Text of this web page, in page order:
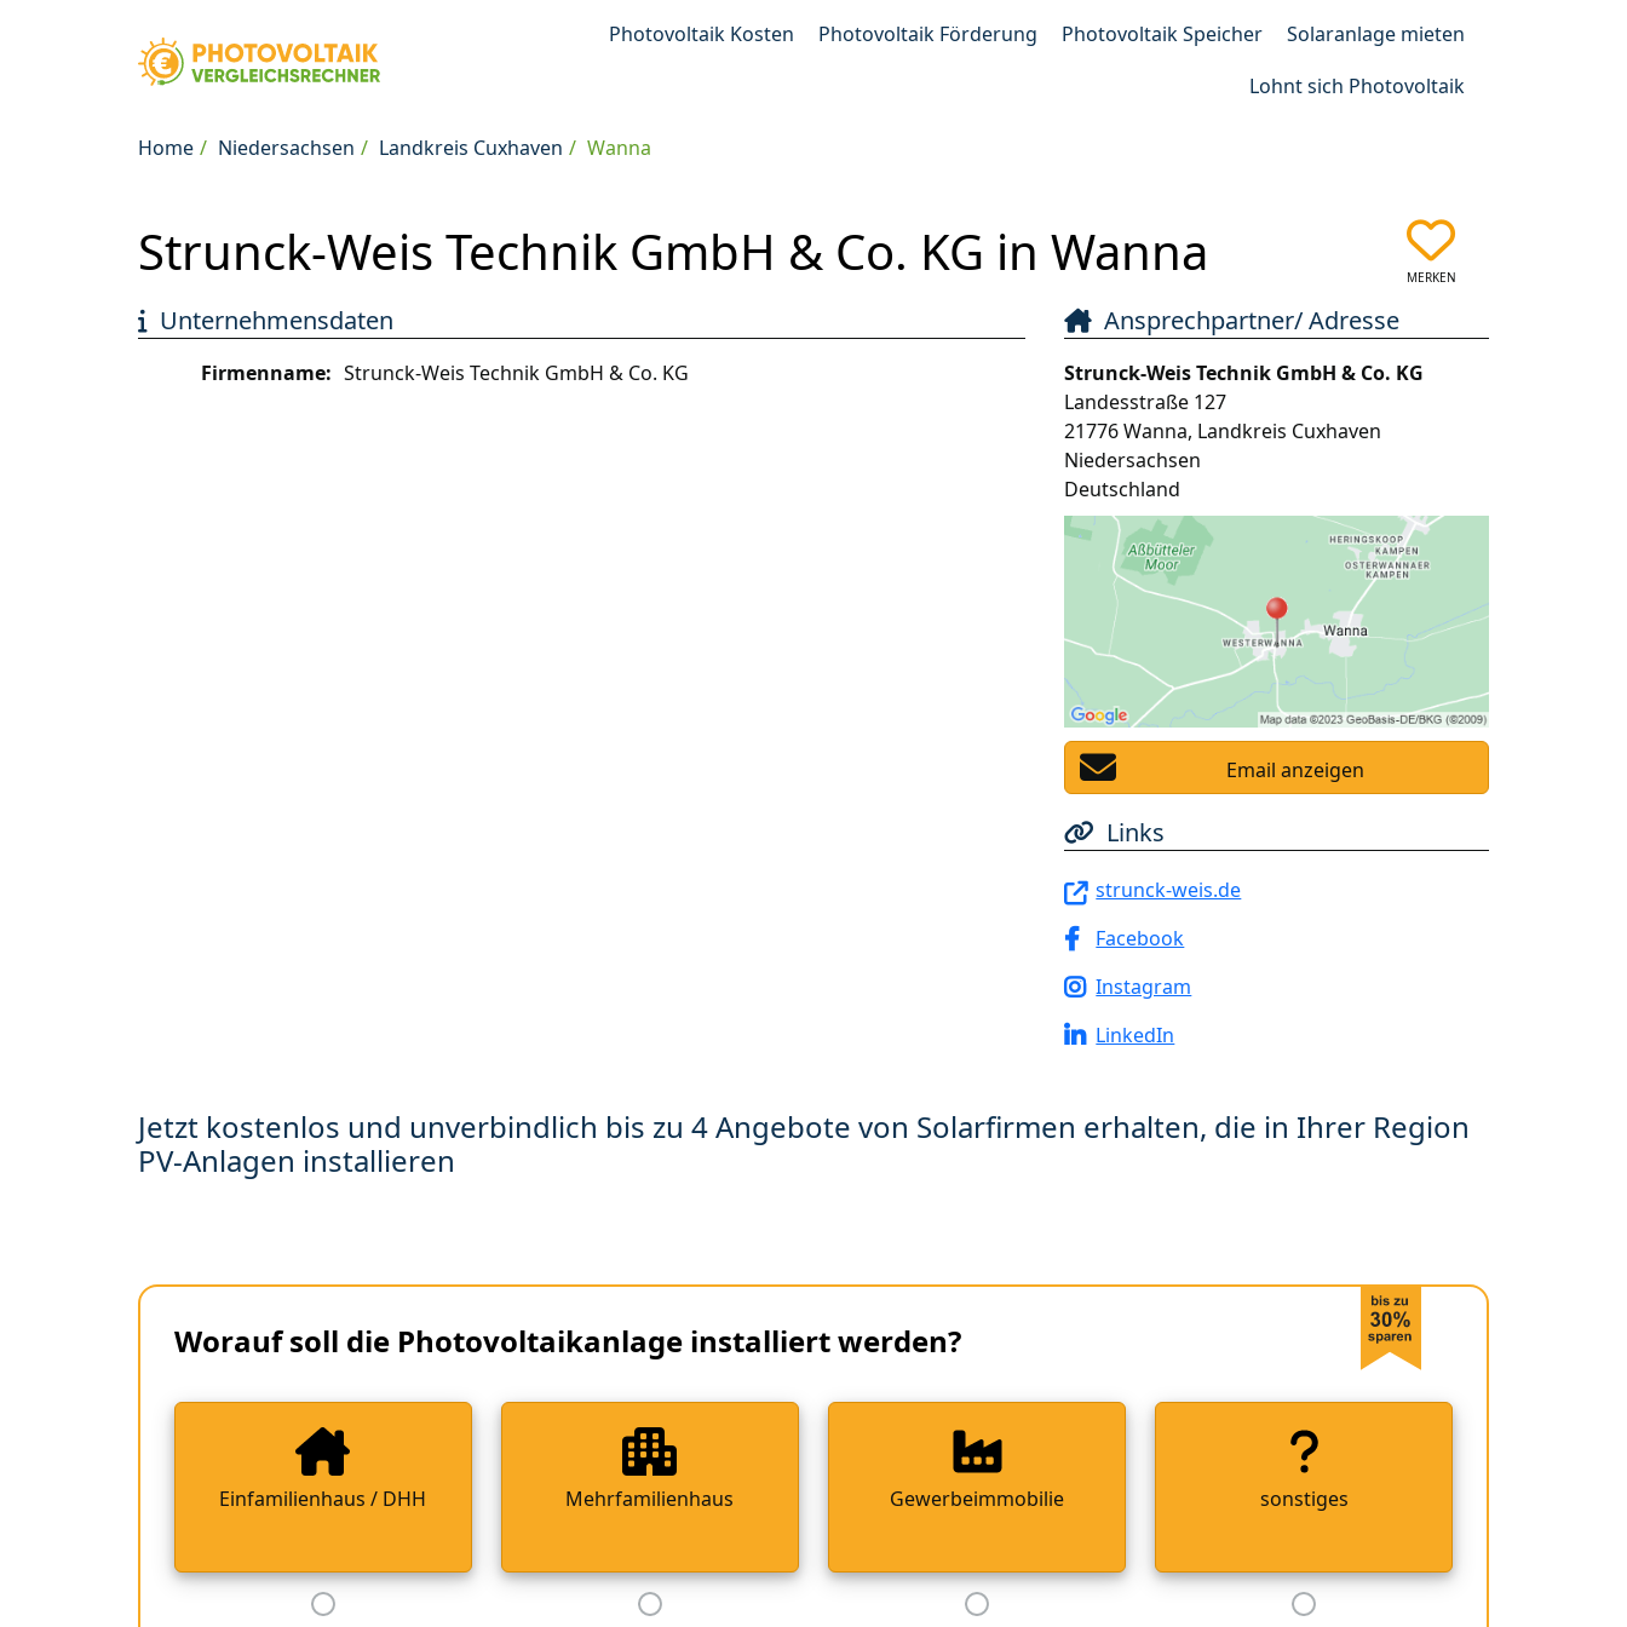
Photovoltaik Kosten Photovoltaik Förderung Photovoltaik Speicher
Solaranlage mieten
Lohnt sich Photovoltaik
Home Niedersachsen Landkreis Cuxhaven Wanna
Strunck-Weis Technik GmbH & Co. KG in Wanna MERKEN
Unternehmensdaten
Firmenname: Strunck-Weis Technik GmbH & Co. KG
Ansprechpartner/ Adresse
Strunck-Weis Technik GmbH & Co. KG
Landesstraße 127
21776Wanna, Landkreis Cuxhaven
Niedersachsen
Deutschland
Email anzeigen
Links
strunck-weis.de
Facebook
Instagram
LinkedIn
Jetzt kostenlos und unverbindlich bis zu 4 Angebote von Solarfirmen erhalten, die in Ihrer Region
PV-Anlagen installieren
Worauf soll die Photovoltaikanlage installiert werden?
Einfamilienhaus / DHH Mehrfamilienhaus Gewerbeimmobilie sonstiges